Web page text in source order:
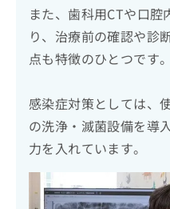
また、歯科用CTや口
り、治療前の確認や診
点も特徴のひとつです。
感染症対策としては、
の洗浄・滅菌設備を導
力を入れています。